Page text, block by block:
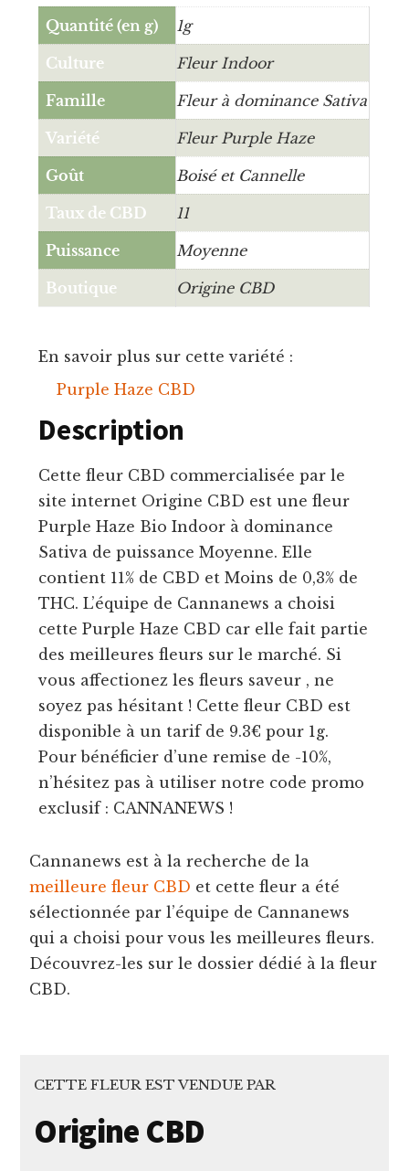
Quantité (en g)
1g
Culture Fleur Indoor
Famille Fleur à dominance Sativa
Variété Fleur Purple Haze
Goût Boisé et Cannelle
Taux de CBD 11
Puissance Moyenne
Boutique Origine CBD
En savoir plus sur cette variété :
Purple Haze CBD
Description
Cette fleur CBD commercialisée par le
site internet Origine CBD est une fleur
Purple Haze Bio Indoor à dominance
Sativa de puissance Moyenne. Elle
contient 11% de CBD et Moins de 0,3% de
THC. L’équipe de Cannanews a choisi
cette Purple Haze CBD car elle fait partie
des meilleures fleurs sur le marché. Si
vous affectionez les fleurs saveur , ne
soyez pas hésitant ! Cette fleur CBD est
disponible à un tarif de 9.3€ pour 1g.
Pour bénéficier d’une remise de -10%,
n’hésitez pas à utiliser notre code promo
exclusif : CANNANEWS !
Cannanews est à la recherche de la
meilleure fleur CBD et cette fleur a été
sélectionnée par l’équipe de Cannanews
qui a choisi pour vous les meilleures fleurs.
Découvrez-les sur le dossier dédié à la fleur
CBD.
CETTE FLEUR EST VENDUE PAR
Origine CBD